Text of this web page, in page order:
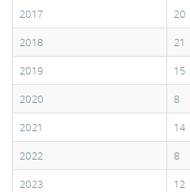
2017
20
2018
21
2019
15
2020
8
2021
14
2022
8
2023
12